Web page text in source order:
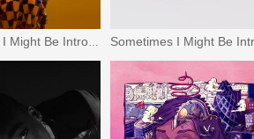
Sometimes I Might Be Introvert